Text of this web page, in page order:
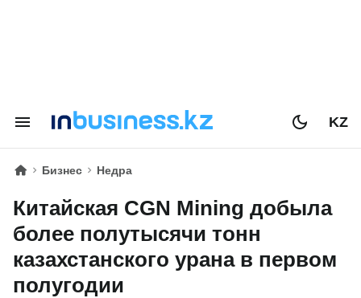
KZ
Бизнес Недра
Китайская CGN Mining добыла
более полутысячи тонн
казахстанского урана в первом
полугодии